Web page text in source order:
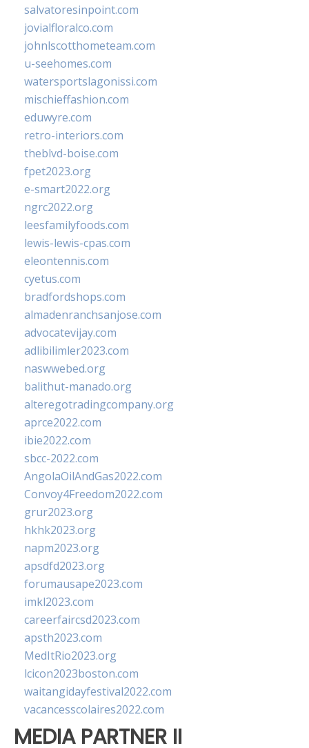
salvatoresinpoint.com
jovialfloralco.com
johnlscotthometeam.com
u-seehomes.com
watersportslagonissi.com
mischieffashion.com
eduwyre.com
retro-interiors.com
theblvd-boise.com
fpet2023.org
e-smart2022.org
ngrc2022.org
leesfamilyfoods.com
lewis-lewis-cpas.com
eleontennis.com
cyetus.com
bradfordshops.com
almadenranchsanjose.com
advocatevijay.com
adlibilimler2023.com
naswwebed.org
balithut-manado.org
alteregotradingcompany.org
aprce2022.com
ibie2022.com
sbcc-2022.com
AngolaOilAndGas2022.com
Convoy4Freedom2022.com
grur2023.org
hkhk2023.org
napm2023.org
apsdfd2023.org
forumausape2023.com
imkl2023.com
careerfaircsd2023.com
apsth2023.com
MedItRio2023.org
lcicon2023boston.com
waitangidayfestival2022.com
vacancesscolaires2022.com
MEDIA PARTNER II